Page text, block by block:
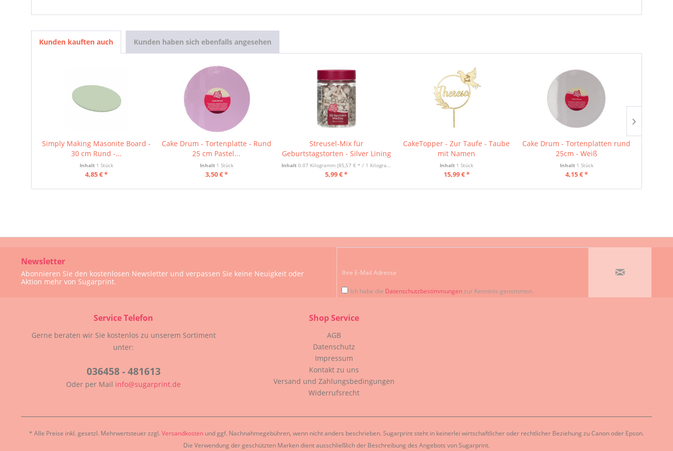
Kunden kauften auch Kunden haben sich ebenfalls angesehen
Simply Making Masonite Board -
30 cm Rund -...
Inhalt 1 Stück
4,85 € *
Cake Drum - Tortenplatte - Rund
25 cm Pastel...
Inhalt 1 Stück
3,50 € *
Streusel-Mix für
Geburtstagstorten - Silver Lining
Inhalt0.07 Kilogramm(85,57 € * / 1 Kilogramm)
5,99 € *
CakeTopper - Zur Taufe - Taube
mit Namen
Inhalt 1 Stück
15,99 € *
Cake Drum - Tortenplatten rund
25cm - Weiß
Inhalt 1 Stück
4,15 € *
Service Telefon
Gerne beraten wir Sie kostenlos zu unserem Sortiment
unter:
036458 - 481613
Oder per Mail info@sugarprint.de
Shop Service
AGB
Datenschutz
Impressum
Kontakt zu uns
Versand und Zahlungsbedingungen
Widerrufsrecht
Newsletter
Abonnieren Sie den kostenlosen Newsletter und verpassen Sie keine Neuigkeit oder
Aktion mehr von Sugarprint.
Ich habe die Datenschutzbestimmungenzur Kenntnis genommen.
* Alle Preise inkl. gesetzl. Mehrwertsteuer zzgl. Versandkosten und ggf. Nachnahmegebühren, wenn nicht anders beschrieben. Sugarprint steht in keinerlei wirtschaftlicher oder rechtlicher Beziehung zu Canon oder Epson.
Die Verwendung der geschützten Marken dient ausschließlich der Beschreibung des Angebots von Sugarprint.